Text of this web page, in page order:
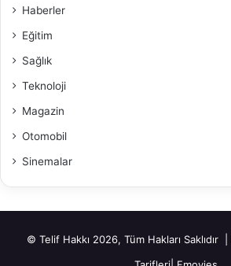
Haberler
Eğitim
Sağlık
Teknoloji
Magazin
Otomobil
Sinemalar
© Telif Hakkı 2026, Tüm Hakları Saklıdır |